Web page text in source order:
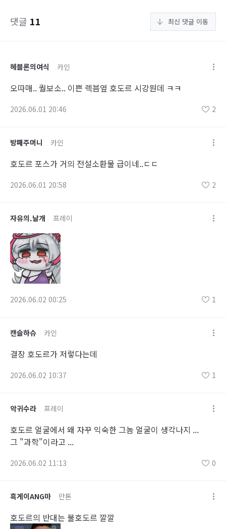
댓글 11 최신 댓글 이동
헤블론의여식 카인
오따매.. 퀄보소.. 이쁜 렉븜옆 호도르 시강뭔데 ㅋㅋ
2026.06.01 20:46 2
방패주머니 카인
호도르 포스가 거의 전설소환물 급이네..ㄷㄷ
2026.06.01 20:58 2
자유의.날개 프레이
2026.06.02 00:25 1
캔슬하슈 카인
결장 호도르가 저렇다는데
2026.06.02 10:37 1
악귀수라 프레이
호도르 얼굴에서 왜 자꾸 익숙한 그놈 얼굴이 생각나지 ...
그 "과학"이라고 ...
2026.06.02 11:13 0
흑게이ANG마 안톤
호도르의 반대는 불호도르 깔깔